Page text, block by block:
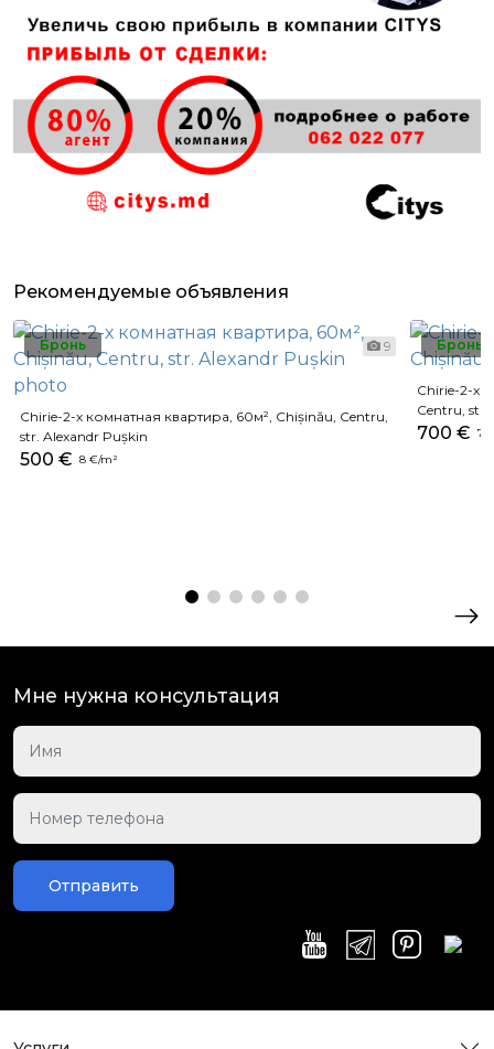
Рекомендуемые объявления
9
Бронь
Chirie-2-х комнатная квартира, 60м², Chișinău, Centru,
str. Alexandr Pușkin
500 € 8 €/m²
Бронь
Chirie-2-х
Centru, str.
700 € 7
Мне нужна консультация
Отправить